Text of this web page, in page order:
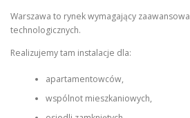
Warszawa to rynek wymagający
technologicznych.
Realizujemy tam instalacje dla:
apartamentowców,
wspólnot mieszkaniowych,